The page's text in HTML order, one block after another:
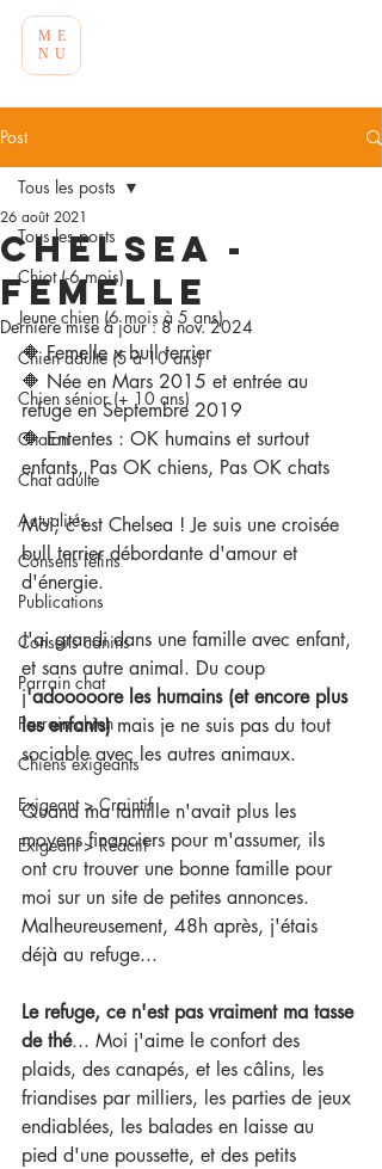
ME
NU
Post
Tous les posts
Chiot (-6 mois)
Jeune chien (6 mois à 5 ans)
Chien adulte (5 à 10 ans)
Chien sénior (+ 10 ans)
Chaton
Chat adulte
Actualités
Conseils félins
Publications
Conseils canins
Parrain chat
Parrain chien
Chiens exigeants
Exigeant > Craintif
Exigeant > Réactif
Tous les posts
Chelsea -
Femelle
26 août 2021
Dernière mise à jour : 8 nov. 2024
🔶 Femelle x bull terrier
🔶 Née en Mars 2015 et entrée au
refuge en Septembre 2019
🔶 Ententes : OK humains et surtout
enfants, Pas OK chiens, Pas OK chats
Moi, c'est Chelsea ! Je suis une croisée
bull terrier débordante d'amour et
d'énergie.
J'ai grandi dans une famille avec enfant,
et sans autre animal. Du coup
j'adooooore les humains (et encore plus
les enfants) mais je ne suis pas du tout
sociable avec les autres animaux.
Quand ma famille n'avait plus les
moyens financiers pour m'assumer, ils
ont cru trouver une bonne famille pour
moi sur un site de petites annonces.
Malheureusement, 48h après, j'étais
déjà au refuge...
Le refuge, ce n'est pas vraiment ma tasse
de thé... Moi j'aime le confort des
plaids, des canapés, et les câlins, les
friandises par milliers, les parties de jeux
endiablées, les balades en laisse au
pied d'une poussette, et des petits